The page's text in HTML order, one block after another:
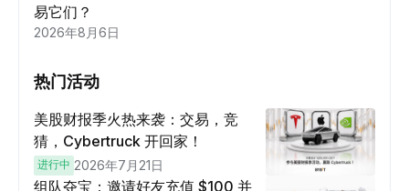
易它们？
2026年8月6日
热门活动
美股财报季火热来袭：交易，竞
猜，Cybertruck 开回家！
进行中 2026年7月21日
组队夺宝：邀请好友充值 $100 并